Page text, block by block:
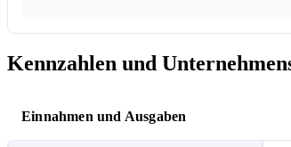
Kennzahlen und
Einnahmen und Ausgaben